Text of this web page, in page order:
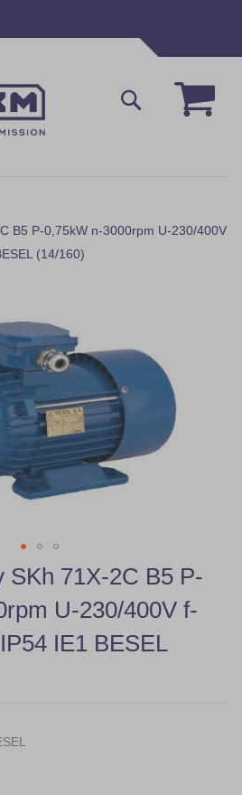
Mój
Szukaj
B5 P-0,75kW n-3000rpm U-230/400V
(14/160)
SKh 71X-2C B5 P-
U-230/400V f-
IE1 BESEL